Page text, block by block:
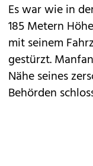
Es war wie in
185 Metern
mit seinem
gestürzt.
Nähe seines
Behörden